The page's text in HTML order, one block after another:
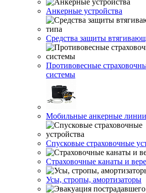
Анкерные устройства
Средства защиты
Противовесные
системы
Мобильные анкерные линии
Спусковые страховочные
Страховочные канаты и
Усы, стропы, амортизаторы